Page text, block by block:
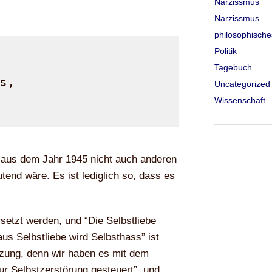
dem Jahr 1945 nicht auch anderen
wäre. Es ist lediglich so, dass es
werden, und “Die Selbstliebe
Selbstliebe wird Selbsthass” ist
denn wir haben es mit dem
Narzissmus
Politik
Tagebuch
Uncategorized
Wissenschaft